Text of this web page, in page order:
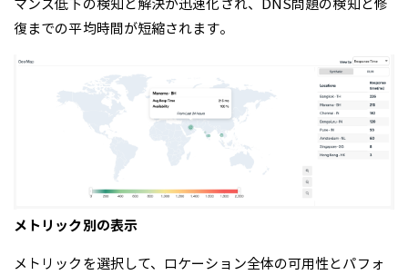
マンス低下の検知と解決が迅速化され、DNS問題の検知と修
復までの平均時間が短縮されます。
メトリック別の表示
メトリックを選択して、ロケーション全体の可用性とパフォ